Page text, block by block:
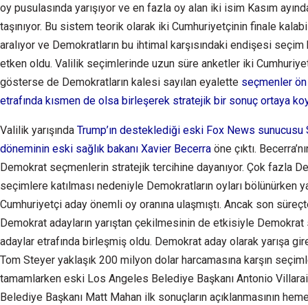
oy pusulasında yarışıyor ve en fazla oy alan iki isim Kasım
taşınıyor. Bu sistem teorik olarak iki Cumhuriyetçinin finale
aralıyor ve Demokratların bu ihtimal karşısındaki endişesi
etken oldu. Valilik seçimlerinde uzun süre anketler iki
gösterse de Demokratların kalesi sayılan eyalette seçmenler
etrafında kısmen de olsa birleşerek stratejik bir sonuç ortaya
Valilik yarışında Trump’ın desteklediği eski Fox News
döneminin eski sağlık bakanı Xavier Becerra öne çıktı.
Demokrat seçmenlerin stratejik tercihine dayanıyor. Çok fazla
seçimlere katılması nedeniyle Demokratların oyları bölünürken
Cumhuriyetçi aday önemli oy oranına ulaşmıştı. Ancak son
Demokrat adayların yarıştan çekilmesinin de etkisiyle
adaylar etrafında birleşmiş oldu. Demokrat aday olarak yarışa
Tom Steyer yaklaşık 200 milyon dolar harcamasına karşın
tamamlarken eski Los Angeles Belediye Başkanı Antonio
Belediye Başkanı Matt Mahan ilk sonuçların açıklanmasının